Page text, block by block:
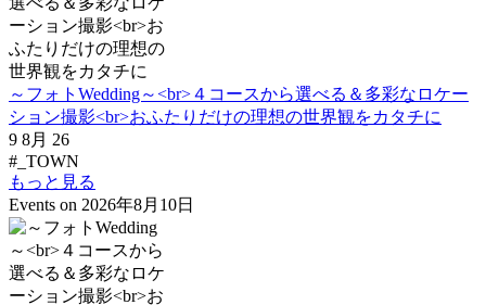
～フォトWedding～<br>４コースから選べる＆多彩なロケー
ション撮影<br>おふたりだけの理想の世界観をカタチに
9 8月 26
#_TOWN
もっと見る
Events on 2026年8月10日